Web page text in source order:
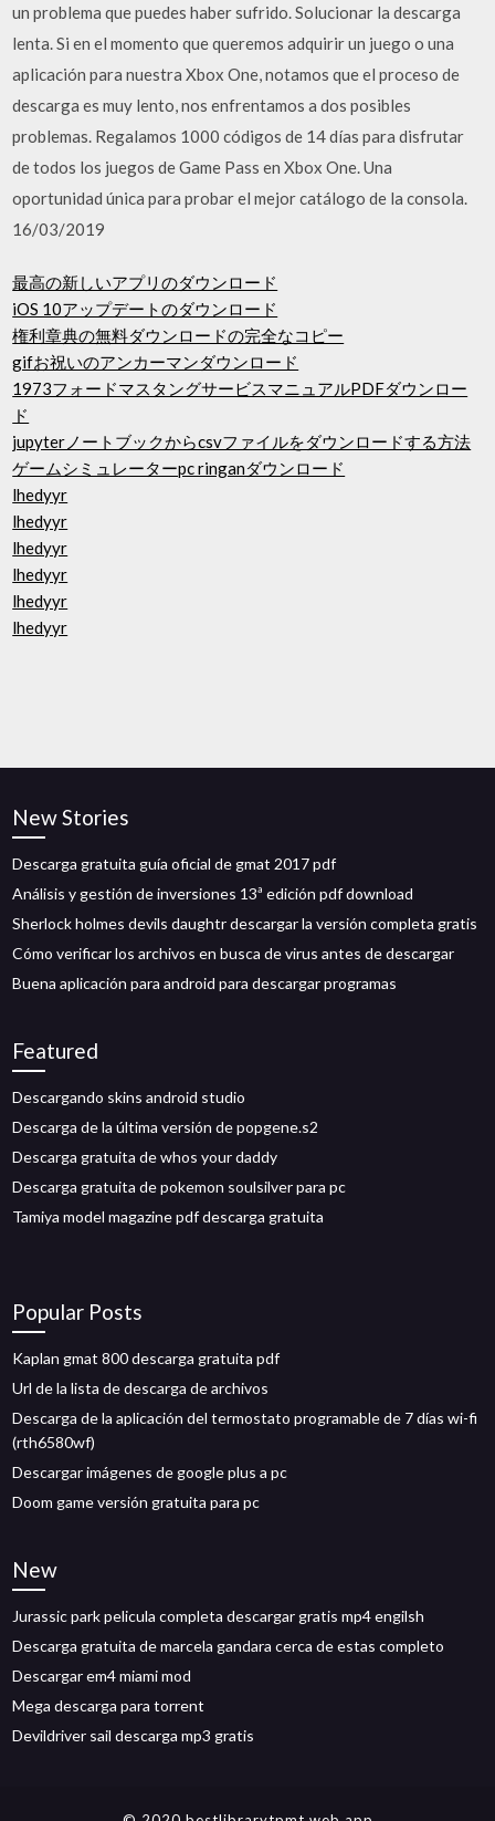
un problema que puedes haber sufrido. Solucionar la descarga
lenta. Si en el momento que queremos adquirir un juego o una
aplicación para nuestra Xbox One, notamos que el proceso de
descarga es muy lento, nos enfrentamos a dos posibles
problemas. Regalamos 1000 códigos de 14 días para disfrutar
de todos los juegos de Game Pass en Xbox One. Una
oportunidad única para probar el mejor catálogo de la consola.
16/03/2019
最高の新しいアプリのダウンロード
iOS 10アップデートのダウンロード
権利章典の無料ダウンロードの完全なコピー
gifお祝いのアンカーマンダウンロード
1973フォードマスタングサービスマニュアルPDFダウンロー
ド
jupyterノートブックからcsvファイルをダウンロードする方法
ゲームシミュレーターpc ringanダウンロード
lhedyyr
lhedyyr
lhedyyr
lhedyyr
lhedyyr
lhedyyr
New Stories
Descarga gratuita guía oficial de gmat 2017 pdf
Análisis y gestión de inversiones 13ª edición pdf download
Sherlock holmes devils daughtr descargar la versión completa gratis
Cómo verificar los archivos en busca de virus antes de descargar
Buena aplicación para android para descargar programas
Featured
Descargando skins android studio
Descarga de la última versión de popgene.s2
Descarga gratuita de whos your daddy
Descarga gratuita de pokemon soulsilver para pc
Tamiya model magazine pdf descarga gratuita
Popular Posts
Kaplan gmat 800 descarga gratuita pdf
Url de la lista de descarga de archivos
Descarga de la aplicación del termostato programable de 7 días wi-fi
(rth6580wf)
Descargar imágenes de google plus a pc
Doom game versión gratuita para pc
New
Jurassic park pelicula completa descargar gratis mp4 engilsh
Descarga gratuita de marcela gandara cerca de estas completo
Descargar em4 miami mod
Mega descarga para torrent
Devildriver sail descarga mp3 gratis